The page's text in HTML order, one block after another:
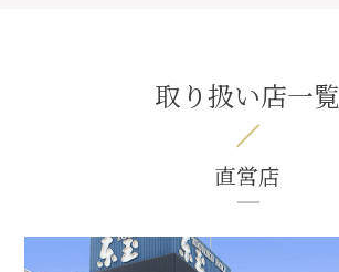
取り扱い店一覧
直営店